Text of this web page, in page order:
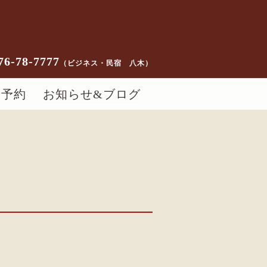
78-7777 （ビジネス・民宿 八木）
約 お知らせ&ブログ